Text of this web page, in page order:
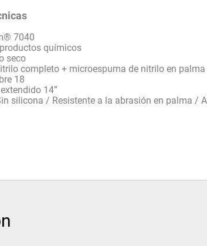
7040
químicos
seco
completo + microespuma de nitrilo en palma
18
14”
silicona / Resistente a la abrasión en palma /